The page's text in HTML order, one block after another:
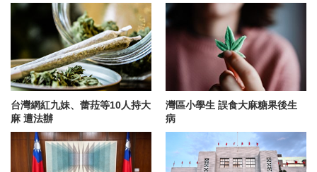
灣區小學生 誤食大麻糖果後生
病
台灣網紅九妹、蕾菈等10人持大
麻 遭法辦